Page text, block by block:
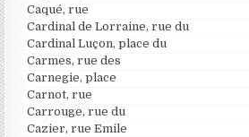
Caqué, rue
Cardinal de Lorraine, rue du
Cardinal Luçon, place du
Carmes, rue des
Carnegie, place
Carnot, rue
Carrouge, rue du
Cazier, rue Emile